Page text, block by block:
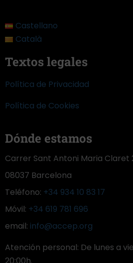
Castellano
Català
Textos legales
Política de Privacidad
Política de Cookies
Dónde estamos
Carrer Sant Antoni Maria Claret
08037 Barcelona
Teléfono: +34 934 10 83 17
Móvil: +34 619 781 696
email: info@accep.org
Atención personal: De lunes a
20:00h.